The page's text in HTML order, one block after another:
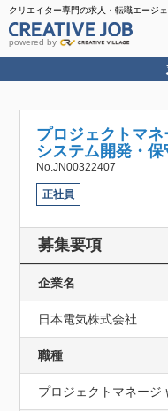
クリエイター専門の求人・転職エージェ
powered by
プロジェクトマ
システム開発・
No.JN00322407
正社員
募集要項
企業名
日本電気株式会社
職種
プロジェクトマネージ